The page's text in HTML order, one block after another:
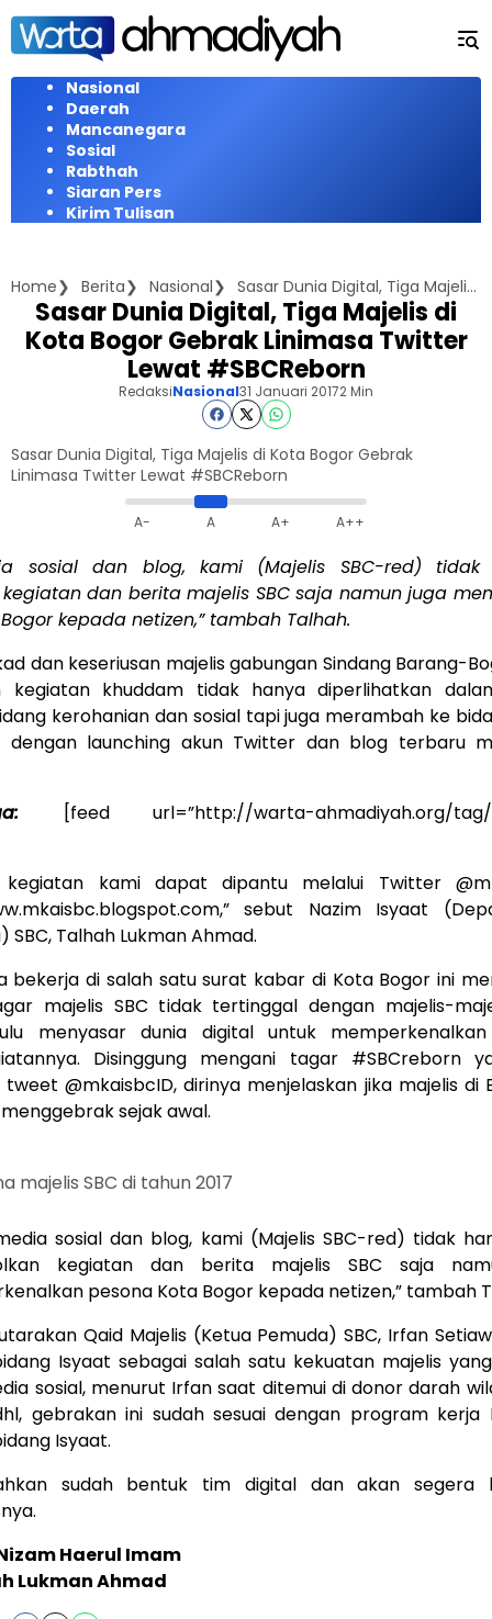
Langsung
konten
Nasional
Daerah
Mancanegara
Sosial
Rabthah
Siaran Pers
Kirim Tulisan
Home Berita Nasional Sasar Dunia Digital, Tiga Majelis di Kota Bogor Gebrak Linimasa Twitter Lewat #SBCReborn
Sasar Dunia Digital, Tiga Majelis di
Kota Bogor Gebrak Linimasa Twitter
Lewat #SBCReborn
RedaksiNasional31 Januari 20172 Min
Sasar Dunia Digital, Tiga Majelis di Kota Bogor Gebrak
Linimasa Twitter Lewat #SBCReborn
A- A A+ A++
sosial dan blog, kami (Majelis SBC-red)
dan berita majelis SBC saja namun juga
kepada netizen,” tambah Talhah.
dan keseriusan majelis gabungan Sindang Barang-
kegiatan khuddam tidak hanya diperlihatkan
kerohanian dan sosial tapi juga merambah ke
dengan launching akun Twitter dan blog terbaru
[feed url=”http://warta-ahmadiyah.org/tag/
kegiatan kami dapat dipantu melalui Twitter
,” sebut Nazim Isyaat
SBC, Talhah Lukman Ahmad.
bekerja di salah satu surat kabar di Kota Bogor ini
majelis SBC tidak tertinggal dengan majelis-
menyasar dunia digital untuk
Disinggung mengani tagar #SBCreborn
@mkaisbcID, dirinya menjelaskan jika majelis di
sejak awal.
majelis SBC di tahun 2017
sosial dan blog, kami (Majelis SBC-red) tidak
kegiatan dan berita majelis SBC saja
pesona Kota Bogor kepada netizen,” tambah
Qaid Majelis (Ketua Pemuda) SBC, Irfan
Isyaat sebagai salah satu kekuatan majelis
sosial, menurut Irfan saat ditemui di donor darah
gebrakan ini sudah sesuai dengan program kerja
Isyaat.
sudah bentuk tim digital dan akan segera
Haerul Imam
Lukman Ahmad